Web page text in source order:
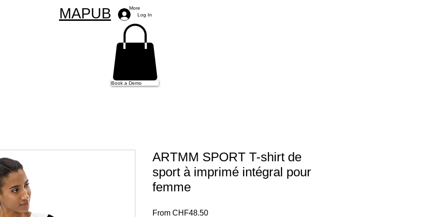
MAPUB
More
Log In
Book a Demo
ARTMM SPORT T-shirt de
sport à imprimé intégral pour
femme
From CHF48.50Sale